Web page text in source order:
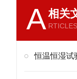
A相关
RTICLES
恒温恒湿试